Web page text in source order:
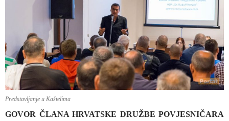
Predstavljanje u Kaštelima
GOVOR ČLANA HRVATSKE DRUŽBE POVJESNIČARA